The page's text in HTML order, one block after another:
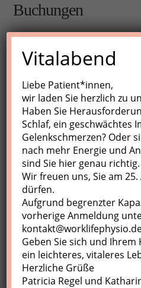
Buchungen
Buchungen sind für diese
möglich.
Nächste Kurse
Keine Veranstaltungen
Profil
Meine Buchungen
Abmelden
Vitalabend
Liebe Patient*innen,
wir laden Sie herzlich zu
Haben Sie
Schlaf, ein geschwächtes
Gelenkschmerzen? Oder
nach mehr Energie und
sind Sie hier genau richtig.
Wir freuen uns, Sie am
dürfen.
Aufgrund begrenzter
vorherige Anmeldung
Geben Sie sich und
ein leichteres, vitaleres
Herzliche Grüße
Patricia Regel und